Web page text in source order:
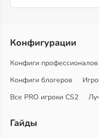
Конфигурации
Конфиги профессионалов
Конфиги блогеров
Все PRO игроки CS2
Гайды